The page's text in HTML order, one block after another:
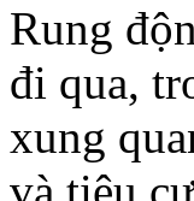
Rung
đi qua,
xung
và tiêu